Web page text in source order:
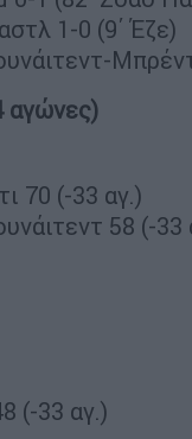
1-0 (9΄ Έζε)
αγώνες)
70 (-33 αγ.)
58 (-33
(-33 αγ.)